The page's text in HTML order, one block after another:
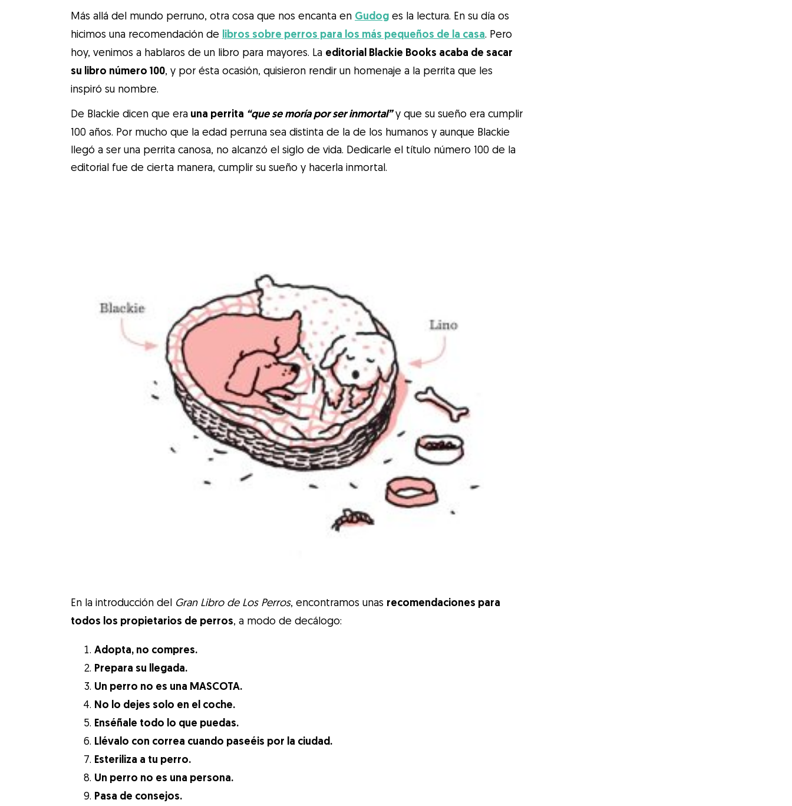
Más allá del mundo perruno, otra cosa que nos encanta en Gudog es la lectura. En su día os
hicimos una recomendación de libros sobre perros para los más pequeños de la casa. Pero
hoy, venimos a hablaros de un libro para mayores. La editorial Blackie Books acaba de sacar
su libro número 100, y por ésta ocasión, quisieron rendir un homenaje a la perrita que les
inspiró su nombre.
De Blackie dicen que era una perrita “que se moría por ser inmortal”y que su sueño era cumplir
100 años. Por mucho que la edad perruna sea distinta de la de los humanos y aunque Blackie
llegó a ser una perrita canosa, no alcanzó el siglo de vida. Dedicarle el título número 100 de la
editorial fue de cierta manera, cumplir su sueño y hacerla inmortal.
En la introducción del Gran Libro de Los Perros, encontramos unas recomendaciones para
todos los propietarios de perros, a modo de decálogo:
Adopta, no compres.
Prepara su llegada.
Un perro no es una MASCOTA.
No lo dejes solo en el coche.
Enséñale todo lo que puedas.
Llévalo con correa cuando paseéis por la ciudad.
Esteriliza a tu perro.
Un perro no es una persona.
Pasa de consejos.